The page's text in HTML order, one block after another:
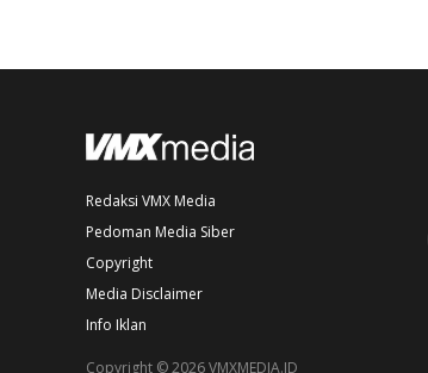
Redaksi VMX Media
Pedoman Media Siber
Copyright
Media Disclaimer
Info Iklan
Copyright © 2026 VMXMEDIA.ID